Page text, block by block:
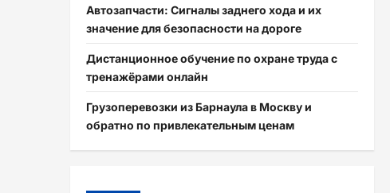
Автозапчасти: Сигналы заднего хода и их
значение для безопасности на дороге
Дистанционное обучение по охране труда с
тренажёрами онлайн
Грузоперевозки из Барнаула в Москву и
обратно по привлекательным ценам